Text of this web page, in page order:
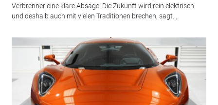
Verbrenner eine klare Absage. Die Zukunft wird rein elektrisch
und deshalb auch mit vielen Traditionen brechen, sagt...